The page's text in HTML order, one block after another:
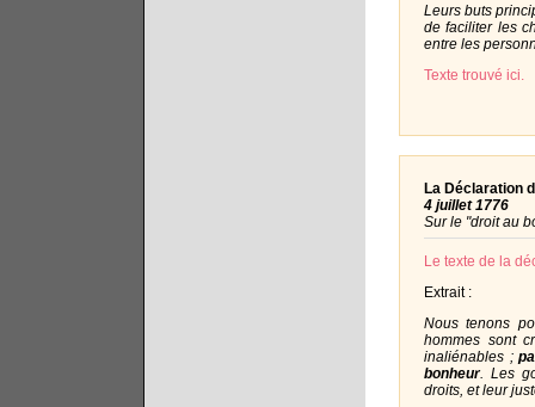
Leurs buts
de faciliter les
entre les
Texte trouvé ici.
La Déclaration
4 juillet 1776
Sur le "droit au
Le texte de la
Extrait :
Nous tenons
hommes sont
inaliénables ;
bonheur. Les
droits, et leur